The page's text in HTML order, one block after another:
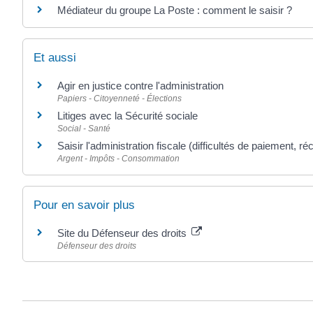
Médiateur du groupe La Poste : comment le saisir ?
Et aussi
Agir en justice contre l'administration
Papiers - Citoyenneté - Élections
Litiges avec la Sécurité sociale
Social - Santé
Saisir l'administration fiscale (difficultés de paiement,
Argent - Impôts - Consommation
Pour en savoir plus
Site du Défenseur des droits
Défenseur des droits